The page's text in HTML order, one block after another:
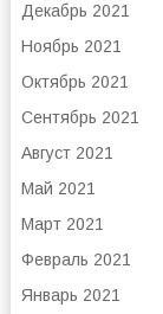
Декабрь 2021
Ноябрь 2021
Октябрь 2021
Сентябрь 2021
Август 2021
Май 2021
Март 2021
Февраль 2021
Январь 2021